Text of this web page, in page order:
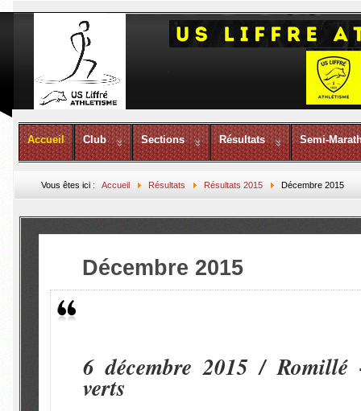
Accueil Club Sections Résultats Semi-
Vous êtes ici :Accueil Résultats Résultats 2015 Décembre 2015
Décembre 2015
6 décembre 2015 / Romillé
verts